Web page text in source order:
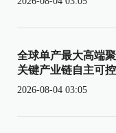
全球单产最大高端
关键产业链自主可
2026-08-04 03:05